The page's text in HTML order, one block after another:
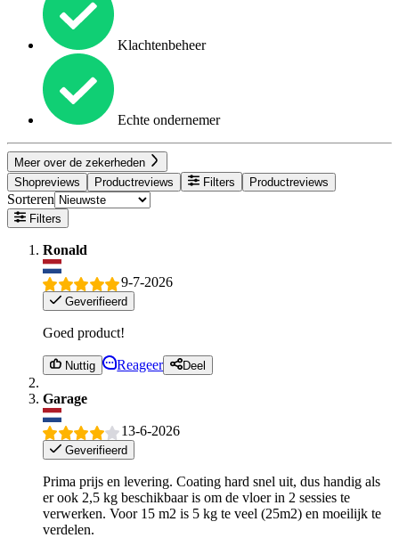
Klachtenbeheer
Echte ondernemer
Meer over de zekerheden
Shopreviews
Productreviews Filters Productreviews
Sorteren
Filters
Ronald
9-7-2026
Geverifieerd
Goed product!
Nuttig Reageer Deel
Garage
13-6-2026
Geverifieerd
Prima prijs en levering. Coating hard snel uit, dus handig als
er ook 2,5 kg beschikbaar is om de vloer in 2 sessies te
verwerken. Voor 15 m2 is 5 kg te veel (25m2) en moeilijk te
verdelen.